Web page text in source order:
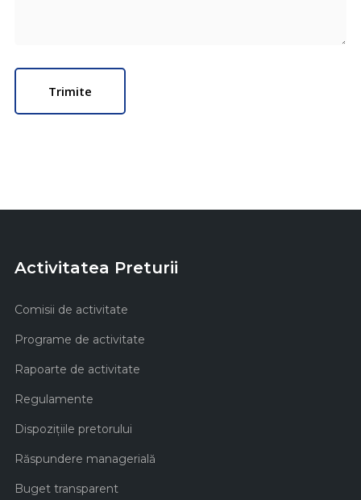
Activitatea Preturii
Comisii de activitate
Programe de activitate
Rapoarte de activitate
Regulamente
Dispozițiile pretorului
Răspundere managerială
Buget transparent